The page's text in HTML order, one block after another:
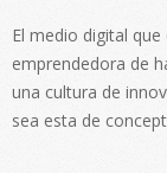
El medio digital
emprendedora de
una cultura de
sea esta de